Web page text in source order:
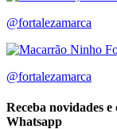
@fortalezamarca
@fortalezamarca
Receba novidades
Whatsapp